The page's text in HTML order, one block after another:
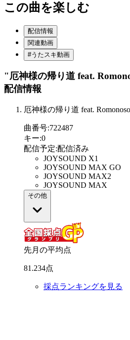
この曲を楽しむ
配信情報
関連動画
#うたスキ動画
"厄神様の帰り道 feat.
配信情報
厄神様の帰り道 feat.
曲番号:722487
キー:0
配信予定:配信済み
JOYSOUND X1
JOYSOUND MAX GO
JOYSOUND MAX2
JOYSOUND MAX
その他
先月の平均点
81 .234点
採点ランキングを見る